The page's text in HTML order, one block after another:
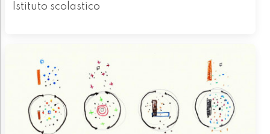
Istituto scolastico